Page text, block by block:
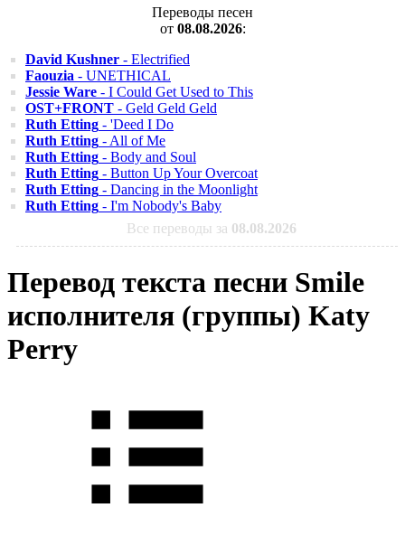
Переводы песен
от 08.08.2026:
David Kushner - Electrified
Faouzia - UNETHICAL
Jessie Ware - I Could Get Used to This
OST+FRONT - Geld Geld Geld
Ruth Etting - 'Deed I Do
Ruth Etting - All of Me
Ruth Etting - Body and Soul
Ruth Etting - Button Up Your Overcoat
Ruth Etting - Dancing in the Moonlight
Ruth Etting - I'm Nobody's Baby
Все переводы за 08.08.2026
Перевод текста песни Smile
исполнителя (группы) Katy
Perry